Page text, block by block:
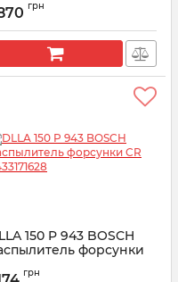
грн
150 P 943 BOSCH
форсунки
грн